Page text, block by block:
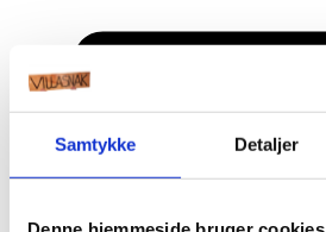
Samtykke Detaljer